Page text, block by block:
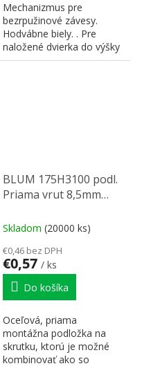
Mechanizmus pre
bezrpužinové závesy.
Hodvábne biely. . Pre
naložené dvierka do výšky
1300 mm . Pre závesy bez
BLUM 175H3100 podl.
Priama vrut 8,5mm
Skladom (20000 ks)
€0,46 bez DPH
€0,57 / ks
Do košíka
Oceľová, priama
montážna podložka na
skrutku, ktorú je možné
kombinovať ako so